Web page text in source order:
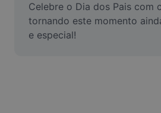
Editor de Video
Cortar Vídeo
Celebre o Dia dos Pais com
tornando este momento
e especial!